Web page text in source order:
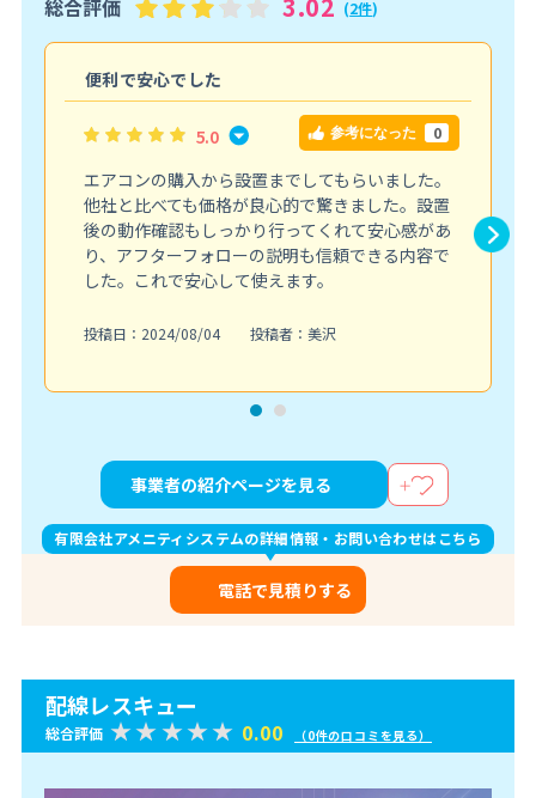
総合評価 (2件)
便利で安心でした
5.0 参考になった 0
エアコンの購入から設置までしてもらいました。
他社と比べても価格が良心的で驚きました。設置
後の動作確認もしっかり行ってくれて安心感があ
り、アフターフォローの説明も信頼できる内容で
した。これで安心して使えます。
投稿日：2024/08/04 投稿者：美沢
事業者の紹介ページを見る
有限会社アメニティシステムの詳細情報・お問い合わせはこちら
電話で見積りする
配線レスキュー
総合評価 0.00 （0件の口コミを見る）